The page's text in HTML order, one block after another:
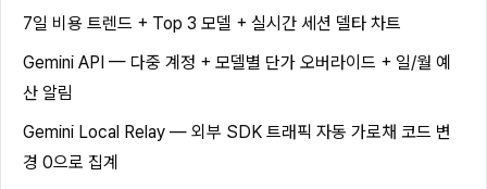
7일 비용 트렌드 + Top 3 모델 + 실시간 세션 델타 차트
Gemini API — 다중 계정 + 모델별 단가 오버라이드 + 일/월 예
산 알림
Gemini Local Relay — 외부 SDK 트래픽 자동 가로채 코드 변
경 0으로 집계